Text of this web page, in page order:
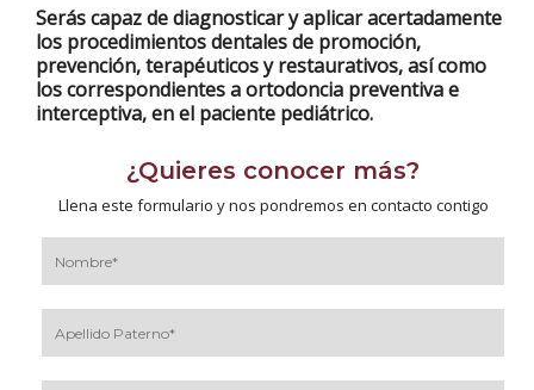
Serás capaz de diagnosticar y aplicar acertadamente
los procedimientos dentales de promoción,
prevención, terapéuticos y restaurativos, así como
los correspondientes a ortodoncia preventiva e
interceptiva, en el paciente pediátrico.
¿Quieres conocer más?
Llena este formulario y nos pondremos en contacto contigo